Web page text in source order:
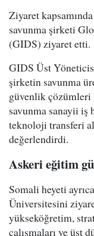
Ziyaret
savunma şirketi
(GIDS) ziyaret etti.
GIDS Üst
şirketin savunma
güvenlik çözümleri
savunma sanayii
teknoloji transferi
değerlendirdi.
Askeri eğitim
Somali heyeti
Üniversitesini
yükseköğretim,
çalışmaları ve üst